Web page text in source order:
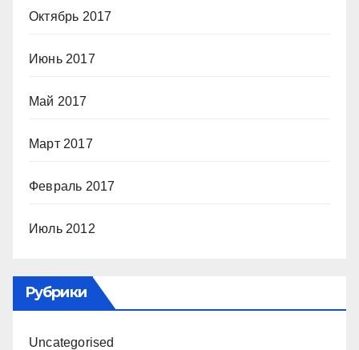
Октябрь 2017
Июнь 2017
Май 2017
Март 2017
Февраль 2017
Июль 2012
Рубрики
Uncategorised